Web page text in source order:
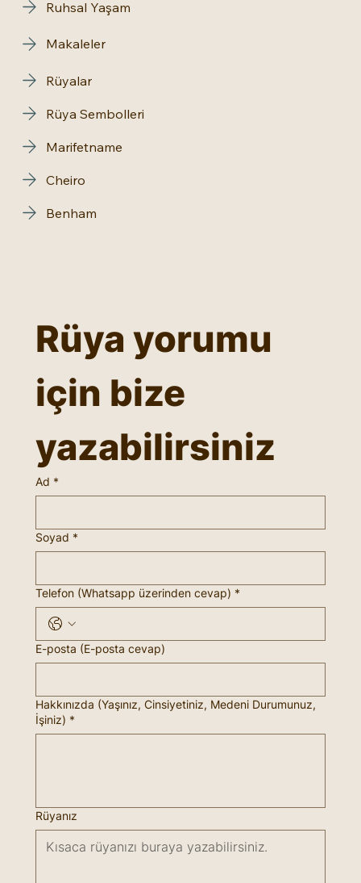
Makaleler
Ruhsal Yaşam
Rüyalar
Rüya Sembolleri
Marifetname
Cheiro
Benham
Rüya yorumu
için bize
yazabilirsiniz
Ad *
Soyad *
Telefon (Whatsapp üzerinden cevap) *
E-posta (E-posta cevap)
Hakkınızda (Yaşınız, Cinsiyetiniz, Medeni Durumunuz,
İşiniz) *
Rüyanız